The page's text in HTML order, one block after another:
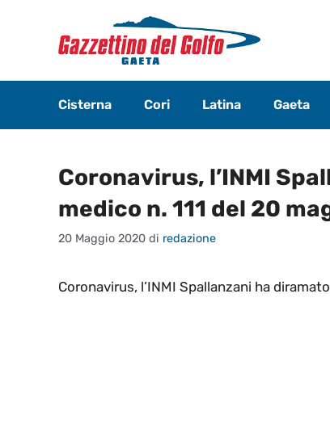
contenuto
Cisterna Cori Latina Gaeta
Coronavirus, l’INMI
medico n. 111 del 20
20 Maggio 2020 di redazione
Coronavirus, l’INMI Spallanzani ha